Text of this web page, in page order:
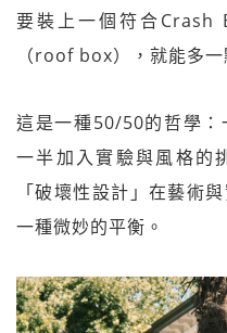
要裝上一個符合Crash
（roof box），就能多一
這是一種50/50的哲學：
一半加入實驗與風格
「破壞性設計」在藝術
一種微妙的平衡。